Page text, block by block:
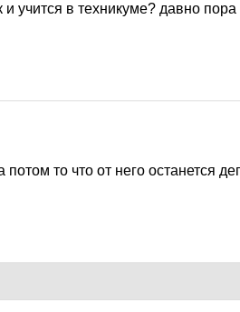
учится в техникуме? давно
то что от него останется